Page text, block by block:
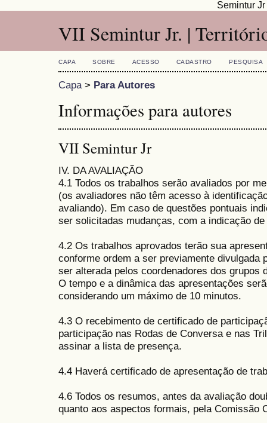
Semintur
VII Semintur Jr. |
CAPA SOBRE ACESSO CADASTRO PESQUISA
Capa> Para Autores
Informações para autores
VII Semintur Jr
IV. DA AVALIAÇÃO
4.1 Todos os trabalhos serão avaliados por
(os avaliadores não têm acesso à
avaliando). Em caso de questões pontuais
ser solicitadas mudanças, com a indicação
4.2 Os trabalhos aprovados terão sua
conforme ordem a ser previamente divulgada
ser alterada pelos coordenadores dos grupos
O tempo e a dinâmica das apresentações
considerando um máximo de 10 minutos.
4.3 O recebimento de certificado de
participação nas Rodas de Conversa e nas
assinar a lista de presença.
4.4 Haverá certificado de apresentação de
4.6 Todos os resumos, antes da avaliação
quanto aos aspectos formais, pela Comissão